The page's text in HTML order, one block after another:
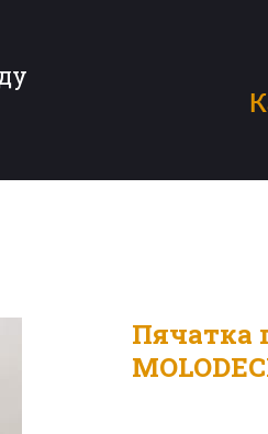
Пячатка гербавая «STAROSTA POWIATOWY